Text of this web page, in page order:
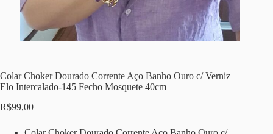
Colar Choker Dourado Corrente Aço Banho Ouro c/ Verniz
Elo Intercalado-145 Fecho Mosquete 40cm
R$99,00